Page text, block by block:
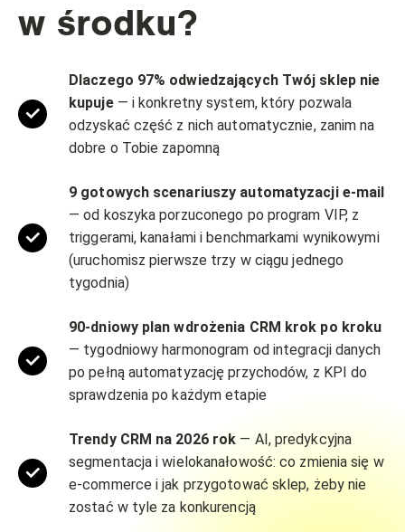
w środku?
Dlaczego 97% odwiedzających Twój sklep nie
kupuje— i konkretny system, który pozwala
odzyskać część z nich automatycznie, zanim na
dobre o Tobie zapomną
9 gotowych scenariuszy automatyzacji e-mail
— od koszyka porzuconego po program VIP, z
triggerami, kanałami i benchmarkami wynikowymi
(uruchomisz pierwsze trzy w ciągu jednego
tygodnia)
90-dniowy plan wdrożenia CRM krok po kroku
— tygodniowy harmonogram od integracji danych
po pełną automatyzację przychodów, z KPI do
sprawdzenia po każdym etapie
Trendy CRM na 2026 rok — AI, predykcyjna
segmentacja i wielokanałowość: co zmienia się w
e-commerce i jak przygotować sklep, żeby nie
zostać w tyle za konkurencją